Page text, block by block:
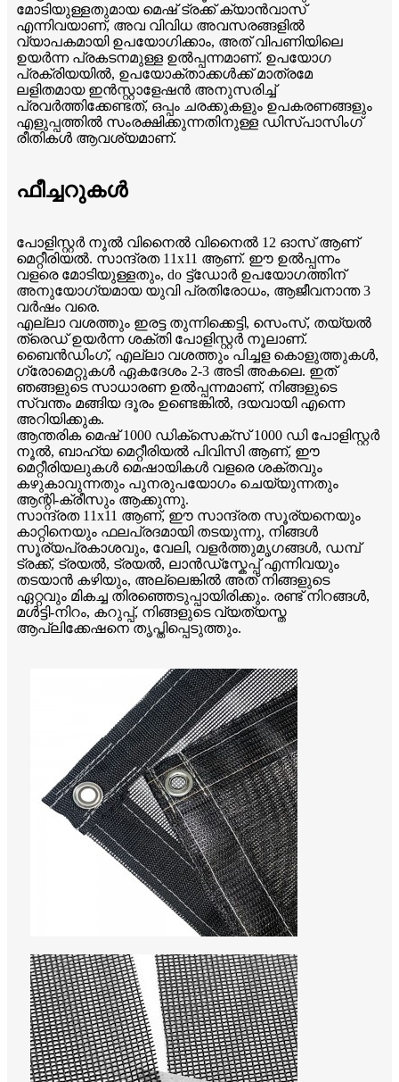
മോടിയുള്ളതുമായ മെഷ് ട്രക്ക് ക്യാൻവാസ്
എന്നിവയാണ്, അവ വിവിധ അവസരങ്ങളിൽ
വ്യാപകമായി ഉപയോഗിക്കാം, അത് വിപണിയിലെ
ഉയർന്ന പ്രകടനമുള്ള ഉൽപ്പന്നമാണ്. ഉപയോഗ
പ്രക്രിയയിൽ, ഉപയോക്താക്കൾക്ക് മാത്രമേ
ലളിതമായ ഇൻസ്റ്റാളേഷൻ അനുസരിച്ച്
പ്രവർത്തിക്കേണ്ടത്, ഒപ്പം ചരക്കുകളും ഉപകരണങ്ങളും
എളുപ്പത്തിൽ സംരക്ഷിക്കുന്നതിനുള്ള ഡിസ്പാസിംഗ്
രീതികൾ ആവശ്യമാണ്.
ഫീച്ചറുകൾ
പോളിസ്റ്റർ നൂൽ വിനൈൽ വിനൈൽ 12 ഓസ് ആണ്
മെറ്റീരിയൽ. സാന്ദ്രത 11x11 ആണ്. ഈ ഉൽപ്പന്നം
വളരെ മോടിയുള്ളതും, do ട്ട്ഡോർ ഉപയോഗത്തിന്
അനുയോഗ്യമായ യുവി പ്രതിരോധം, ആജീവനാന്ത 3
വർഷം വരെ.
എല്ലാ വശത്തും ഇരട്ട തുന്നിക്കെട്ടി, സെംസ്, തയ്യൽ
ത്രെഡ് ഉയർന്ന ശക്തി പോളിസ്റ്റർ നൂലാണ്.
ബൈൻഡിംഗ്, എല്ലാ വശത്തും പിച്ചള കൊളുത്തുകൾ,
ഗ്രോമെറ്റുകൾ ഏകദേശം 2-3 അടി അകലെ. ഇത്
ഞങ്ങളുടെ സാധാരണ ഉൽപ്പന്നമാണ്, നിങ്ങളുടെ
സ്വന്തം മങ്ങിയ ദൂരം ഉണ്ടെങ്കിൽ, ദയവായി എന്നെ
അറിയിക്കുക.
ആന്തരിക മെഷ് 1000 ഡിക്സെക്സ് 1000 ഡി പോളിസ്റ്റർ
നൂൽ, ബാഹ്യ മെറ്റീരിയൽ പിവിസി ആണ്, ഈ
മെറ്റീരിയലുകൾ മെഷായികൾ വളരെ ശക്തവും
കഴുകാവുന്നതും പുനരുപയോഗം ചെയ്യുന്നതും
ആന്റി-ക്രീസും ആക്കുന്നു.
സാന്ദ്രത 11x11 ആണ്, ഈ സാന്ദ്രത സൂര്യനെയും
കാറ്റിനെയും ഫലപ്രദമായി തടയുന്നു, നിങ്ങൾ
സൂര്യപ്രകാശവും, വേലി, വളർത്തുമൃഗങ്ങൾ, ഡമ്പ്
ട്രക്ക്, ട്രയൽ, ട്രയൽ, ലാൻഡ്സ്കേപ്പ് എന്നിവയും
തടയാൻ കഴിയും, അല്ലെങ്കിൽ അത് നിങ്ങളുടെ
ഏറ്റവും മികച്ച തിരഞ്ഞെടുപ്പായിരിക്കും. രണ്ട് നിറങ്ങൾ,
മൾട്ടി-നിറം, കറുപ്പ്, നിങ്ങളുടെ വ്യത്യസ്ത
ആപ്ലിക്കേഷനെ തൃപ്തിപ്പെടുത്തും.